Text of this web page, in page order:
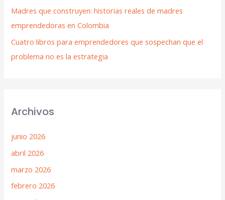
Madres que construyen: historias reales de madres
emprendedoras en Colombia
Cuatro libros para emprendedores que sospechan que el
problema no es la estrategia
Archivos
junio 2026
abril 2026
marzo 2026
febrero 2026